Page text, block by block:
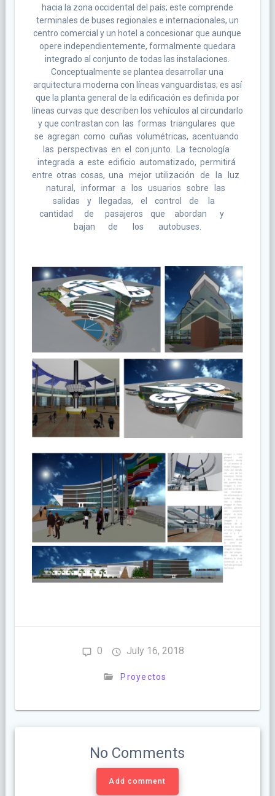
hacia la zona occidental del país; este comprende
terminales de buses regionales e internacionales, un
centro comercial y un hotel a concesionar que aunque
opere independientemente, formalmente quedara
integrado al conjunto de todas las instalaciones.
Conceptualmente se plantea desarrollar una
arquitectura moderna con líneas vanguardistas; es así
que la planta general de la edificación es definida por
líneas curvas que describen los vehículos al circundarlo
y que contrastan con las formas triangulares que
se agregan como cuñas volumétricas, acentuando
las perspectivas en el con junto. La tecnología
integrada a este edificio automatizado, permitirá
entre otras cosas, una mejor utilización de la luz
natural, informar a los usuarios sobre las
salidas y llegadas, el control de la
cantidad de pasajeros que abordan y
bajan de los autobuses.
0 July 16, 2018
Proyectos
No Comments
Add comment